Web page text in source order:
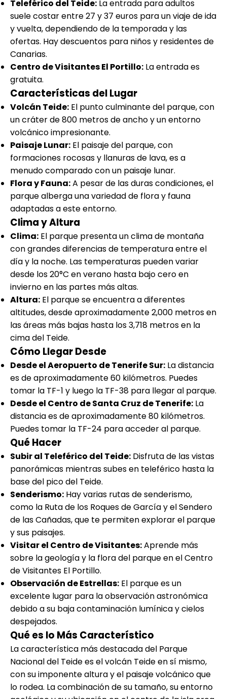
Teleférico del Teide: La entrada para adultos
suele costar entre 27 y 37 euros para un viaje de ida
y vuelta, dependiendo de la temporada y las
ofertas. Hay descuentos para niños y residentes de
Canarias.
Centro de Visitantes El Portillo: La entrada es
gratuita.
Características del Lugar
Volcán Teide: El punto culminante del parque, con
un cráter de 800 metros de ancho y un entorno
volcánico impresionante.
Paisaje Lunar: El paisaje del parque, con
formaciones rocosas y llanuras de lava, es a
menudo comparado con un paisaje lunar.
Flora y Fauna:A pesar de las duras condiciones, el
parque alberga una variedad de flora y fauna
adaptadas a este entorno.
Clima y Altura
Clima: El parque presenta un clima de montaña
con grandes diferencias de temperatura entre el
día y la noche. Las temperaturas pueden variar
desde los 20°C en verano hasta bajo cero en
invierno en las partes más altas.
Altura: El parque se encuentra a diferentes
altitudes, desde aproximadamente 2,000 metros en
las áreas más bajas hasta los 3,718 metros en la
cima del Teide.
Cómo Llegar Desde
Desde el Aeropuerto de Tenerife Sur: La distancia
es de aproximadamente 60 kilómetros. Puedes
tomar la TF-1 y luego la TF-38 para llegar al parque.
Desde el Centro de Santa Cruz de Tenerife: La
distancia es de aproximadamente 80 kilómetros.
Puedes tomar la TF-24 para acceder al parque.
Qué Hacer
Subir al Teleférico del Teide: Disfruta de las vistas
panorámicas mientras subes en teleférico hasta la
base del pico del Teide.
Senderismo: Hay varias rutas de senderismo,
como la Ruta de los Roques de García y el Sendero
de las Cañadas, que te permiten explorar el parque
y sus paisajes.
Visitar el Centro de Visitantes:Aprende más
sobre la geología y la flora del parque en el Centro
de Visitantes El Portillo.
Observación de Estrellas: El parque es un
excelente lugar para la observación astronómica
debido a su baja contaminación lumínica y cielos
despejados.
Qué es lo Más Característico
La característica más destacada del Parque
Nacional del Teide es el volcán Teide en sí mismo,
con su imponente altura y el paisaje volcánico que
lo rodea. La combinación de su tamaño, su entorno